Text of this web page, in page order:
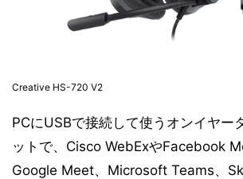
Creative HS-720 V2
PCにUSBで接続して使うオンイヤー
ットで、Cisco WebExやFacebook
Google Meet、Microsoft Teams、